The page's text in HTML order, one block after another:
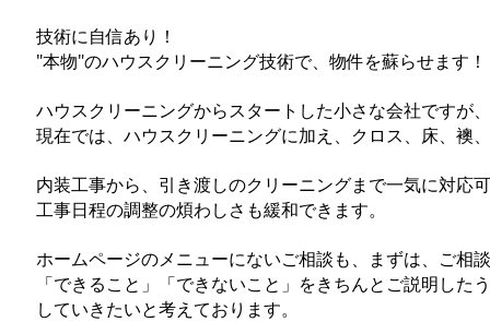
技術に自信あり！
"本物"のハウスクリーニング技術で、物件を蘇らせます
ハウスクリーニングからスタートした小さな会社ですが、
現在では、ハウスクリーニングに加え、クロス、床、襖
内装工事から、引き渡しのクリーニングまで一気に対応
工事日程の調整の煩わしさも緩和できます。
ホームページのメニューにないご相談も、まずは、ご相
「できること」「できないこと」をきちんとご説明し
していきたいと考えております。